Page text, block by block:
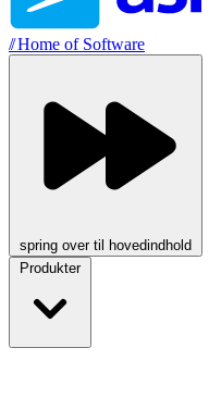
//Home of Software
spring over til hovedindhold
Produkter